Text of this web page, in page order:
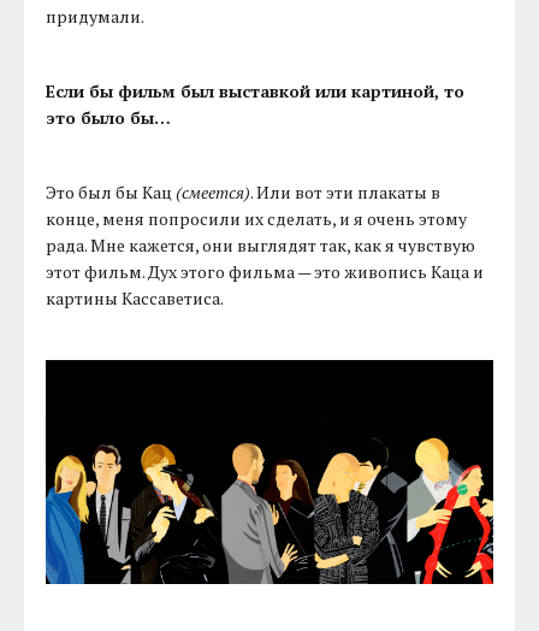
придумали.
Если бы фильм был выставкой или картиной, то
это было бы…
Это был бы Кац(смеется). Или вот эти плакаты в
конце, меня попросили их сделать, и я очень этому
рада. Мне кажется, они выглядят так, как я чувствую
этот фильм. Дух этого фильма — это живопись Каца и
картины Кассаветиса.